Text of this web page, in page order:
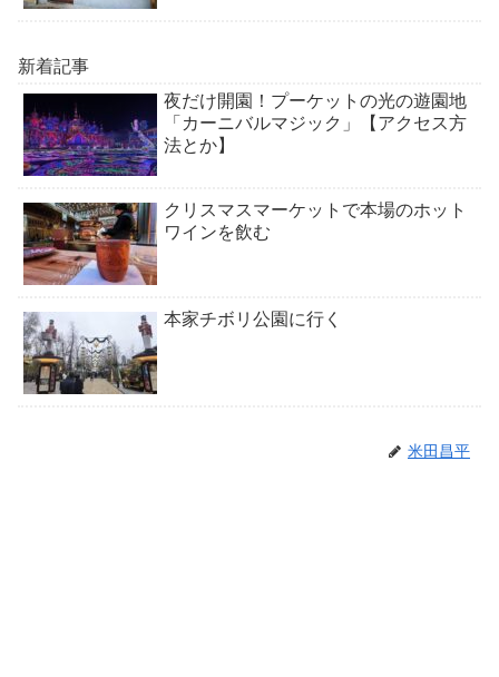
新着記事
夜だけ開園！プーケットの光の遊園地
「カーニバルマジック」【アクセス方
法とか】
クリスマスマーケットで本場のホット
ワインを飲む
本家チボリ公園に行く
米田昌平